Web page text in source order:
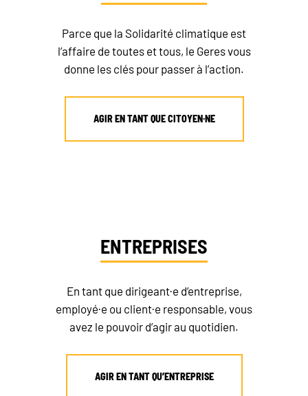
Parce que la Solidarité climatique est
l’affaire de toutes et tous, le Geres vous
donne les clés pour passer à l’action.
AGIR EN TANT QUE CITOYEN·NE
ENTREPRISES
En tant que dirigeant·e d’entreprise,
employé·e ou client·e responsable, vous
avez le pouvoir d’agir au quotidien.
AGIR EN TANT QU’ENTREPRISE